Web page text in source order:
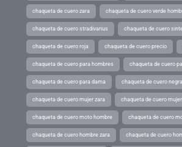
chaqueta de cuero zara chaqueta de cuero verde
chaqueta de cuero stradivarius chaqueta de cuero
chaqueta de cuero roja chaqueta de cuero precio
chaqueta de cuero para hombres chaqueta de cuero
chaqueta de cuero para dama chaqueta de cuero
chaqueta de cuero mujer zara chaqueta de cuero mujer
chaqueta de cuero moto hombre chaqueta de cuero
chaqueta de cuero hombre zara chaqueta de cuero